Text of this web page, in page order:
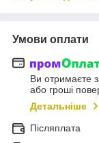
Умови оплати
Ви отримаєте
або гроші
Детальніше
Післяплата